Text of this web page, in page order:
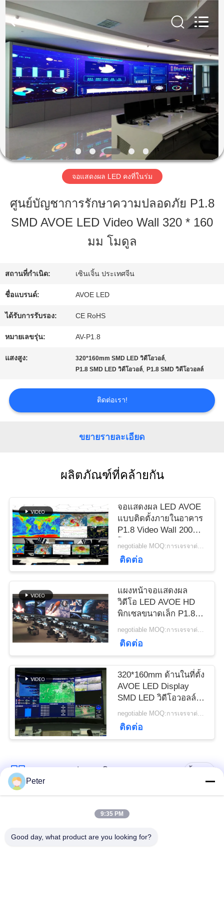
บ้าน
สินค้า
เกี่ยว
กับ
ทัวร์
การ
ควบคุม
คุณภาพ
ติดต่อ
ข่าว
ขอ
ทุน
VR
แผนผัง
นโยบาย
ความ
เป็น
ตัว
Shen
Zhen
Hi-
Rights
Reserved.
จอแสดงผล LED คงที่ในร่ม
ศูนย์บัญชาการรักษาความปลอดภัย P1.8
SMD AVOE LED Video Wall 320 * 160
มม โมดูล
สถานที่กำเนิด: เซินเจิ้น ประเทศจีน
ชื่อแบรนด์: AVOE LED
ได้รับการรับรอง: CE RoHS
หมายเลขรุ่น: AV-P1.8
แสงสูง: 320*160mm SMD LED วิดีโอวอล์,
P1.8 SMD LED วิดีโอวอล์,P1.8 SMD วิดีโอวอลล์
ติดต่อเรา!
ขยายรายละเอียด
ผลิตภัณฑ์ที่คล้ายกัน
จอแสดงผล LED AVOE
แบบติดตั้งภายในอาคาร
P1.8 Video Wall 200W
โมดูล 320*160mm
3840Hz
negotiable MOQ:การเจรจาต่อรอง
ติดต่อ
แผงหน้าจอแสดงผล
วิดีโอ LED AVOE HD
พิกเซลขนาดเล็ก P1.8
320*160 มม. 3840Hz
negotiable MOQ:การเจรจาต่อรอง
ติดต่อ
320*160mm ด้านในที่ตั้ง
AVOE LED Display
SMD LED วิดีโอวอลล์
สําหรับศูนย์เฝ้าระวัง
negotiable MOQ:การเจรจาต่อรอง
ติดต่อ
หมวดหมู่ยอดนิยม
จอแสดงผล LED คงที่
Peter
9:35 PM
Good day, what product are you looking for?